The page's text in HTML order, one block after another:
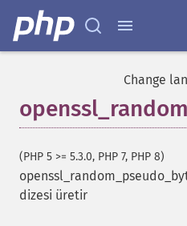
Change
(PHP 5 >= 5.3.0, PHP 7, PHP 8)
dizesi üretir